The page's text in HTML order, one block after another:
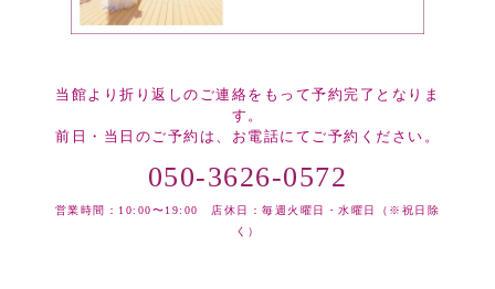
当館より折り返しのご連絡をもって予約完了となりま
す。
前日・当日のご予約は、お電話にてご予約ください。
050-3626-0572
営業時間：10:00〜19:00 店休日：毎週火曜日・水曜日（※祝日除
く）